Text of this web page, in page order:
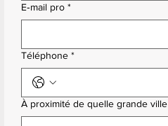
E‑mail pro *
Téléphone *
À proximité de quelle grande